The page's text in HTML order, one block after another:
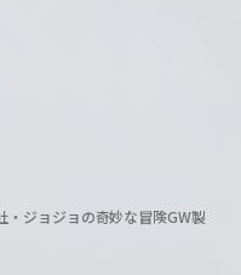
・ジョジョの奇妙な冒険GW製